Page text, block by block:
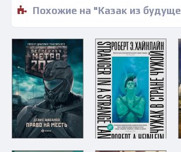
Похожие на "Казак из будущего. Нужен нам берег турецкий! - Анатолий Спесивцев" книги читать бесплатно полные версии